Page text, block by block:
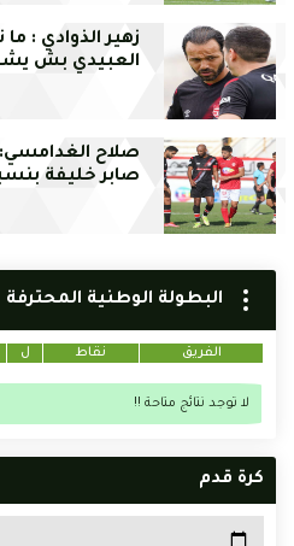
زهير الذوادي :
العبيدي بش
صلاح
صابر خليفة
البطولة الوطنية المحترفة
الفريق نقاط ل
لا توجد نتائج متاحة !!
كرة قدم